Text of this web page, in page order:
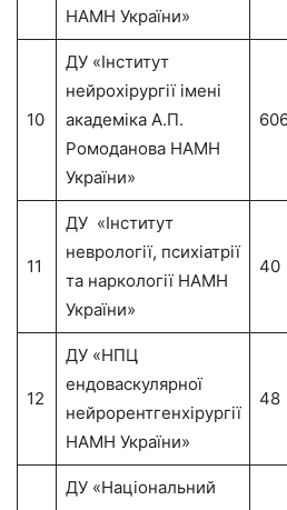
НАМН України»
10
ДУ «Інститут
нейрохірургії імені
академіка А.П.
Ромоданова НАМН
України»
11
ДУ «Інститут
неврології, психіатрії
та наркології НАМН
України»
40
12
ДУ «НПЦ
ендоваскулярної
нейрорентгенхірургії
НАМН України»
48
ДУ «Національний